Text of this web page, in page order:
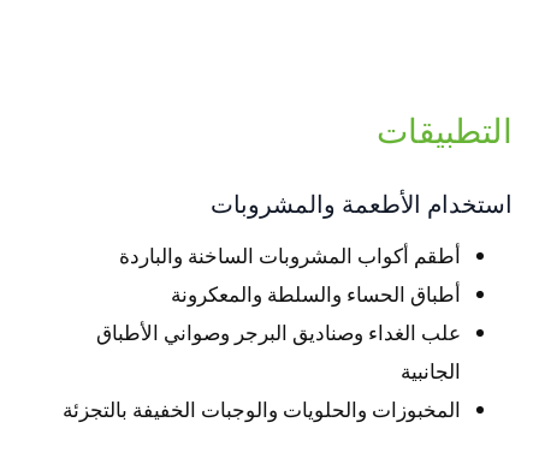
التطبيقات
استخدام الأطعمة والمشروبات
أطقم أكواب المشروبات الساخنة والباردة
أطباق الحساء والسلطة والمعكرونة
علب الغداء وصناديق البرجر وصواني الأطباق
الجانبية
المخبوزات والحلويات والوجبات الخفيفة بالتجزئة